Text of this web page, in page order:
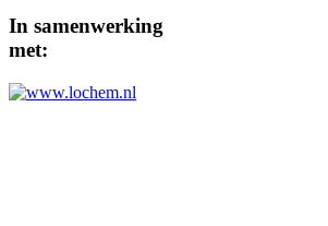
In samenwerking
met: